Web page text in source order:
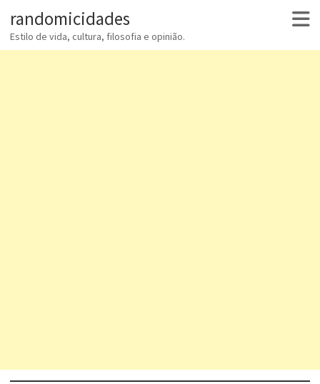
randomicidades
Estilo de vida, cultura, filosofia e opinião.